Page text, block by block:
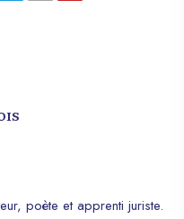
poète et apprenti juriste.